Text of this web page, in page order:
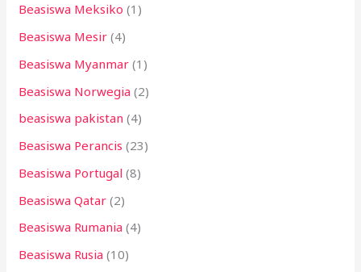
Beasiswa Meksiko (1)
Beasiswa Mesir (4)
Beasiswa Myanmar (1)
Beasiswa Norwegia (2)
beasiswa pakistan (4)
Beasiswa Perancis (23)
Beasiswa Portugal (8)
Beasiswa Qatar (2)
Beasiswa Rumania (4)
Beasiswa Rusia (10)